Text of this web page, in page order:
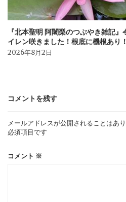
『北本聖明 阿闍梨のつぶやき雑記
イレン咲きました！根底に機根あり！
2026年8月2日
コメントを残す
メールアドレスが公開されることはあり
必須項目です
コメント ※